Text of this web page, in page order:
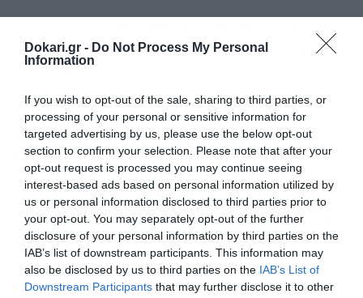
Dokari.gr - Do Not Process My Personal
Information
If you wish to opt-out of the sale, sharing to third parties, or
processing of your personal or sensitive information for
targeted advertising by us, please use the below opt-out
section to confirm your selection. Please note that after your
opt-out request is processed you may continue seeing
interest-based ads based on personal information utilized by
us or personal information disclosed to third parties prior to
your opt-out. You may separately opt-out of the further
disclosure of your personal information by third parties on the
IAB’s list of downstream participants. This information may
also be disclosed by us to third parties on the IAB’s List of
Downstream Participants that may further disclose it to other
Μάζας Σώματος >40Kg/m2) και παιδιά με
ΔΜΣ >95ηΕΘ.
6. Παιδιά που παίρνουν ασπιρίνη
μακροχρόνια (π.χ. για νόσο Kawasaki,
ρευματοειδή αρθρίτιδα και άλλα).
7. Άτομα που βρίσκονται σε στενή επαφή με
παιδιά μικρότερα των 6 μηνών ή φροντίζουν
ή διαβιούν με άτομα με υποκείμενο νόσημα,
που αυξάνει τον κίνδυνο επιπλοκών της
γρίπης.